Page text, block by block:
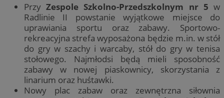
PrzyZespole Szkolno-Przedszkolnym nr 5 w
Radlinie II powstanie wyjątkowe miejsce do
uprawiania sportu oraz zabawy. Sportowo-
rekreacyjna strefa wyposażona będzie m.in. w stół
do gry w szachy i warcaby, stół do gry w tenisa
stołowego. Najmłodsi będą mieli sposobność
zabawy w nowej piaskownicy, skorzystania z
linarium oraz huśtawki.
Nowy plac zabaw oraz zewnętrzna siłownia